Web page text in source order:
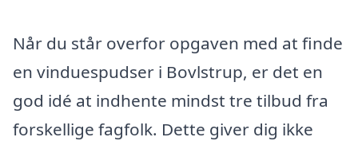
Når du står overfor opgaven med at finde
en vinduespudser i Bovlstrup, er det en
god idé at indhente mindst tre tilbud fra
forskellige fagfolk. Dette giver dig ikke